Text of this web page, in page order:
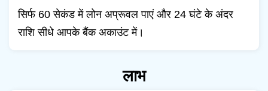
सिर्फ 60 सेकंड में लोन अप्रूवल पाएं और 24 घंटे के अंदर
राशि सीधे आपके बैंक अकाउंट में।
लाभ